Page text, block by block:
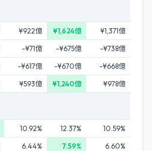
¥922億 ¥1,624億
¥1,371億
-¥71億 -¥675億
-¥738億
-¥617億 -¥670億
-¥668億
¥593億 ¥1,240億 ¥978億
10.92% 12.37%
10.59%
6.44% 7.59% 6.60%